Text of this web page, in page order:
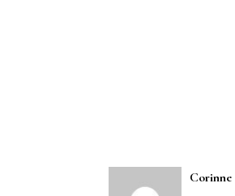
Corinne